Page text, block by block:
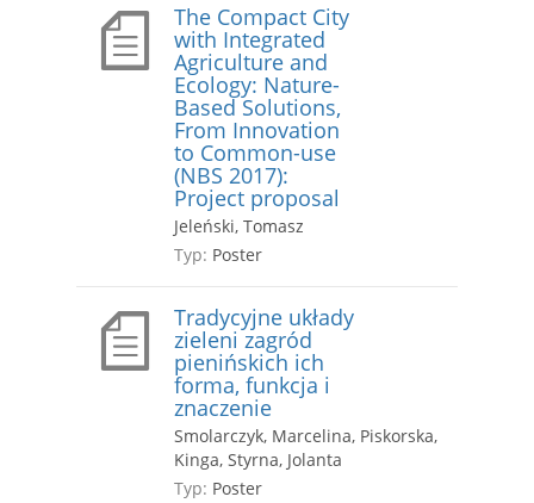
The Compact City
with Integrated
Agriculture and
Ecology: Nature-
Based Solutions,
From Innovation
to Common-use
(NBS 2017):
Project proposal
Jeleński, Tomasz
Typ: Poster
Tradycyjne układy
zieleni zagród
pienińskich ich
forma, funkcja i
znaczenie
Smolarczyk, Marcelina, Piskorska,
Kinga, Styrna, Jolanta
Typ: Poster